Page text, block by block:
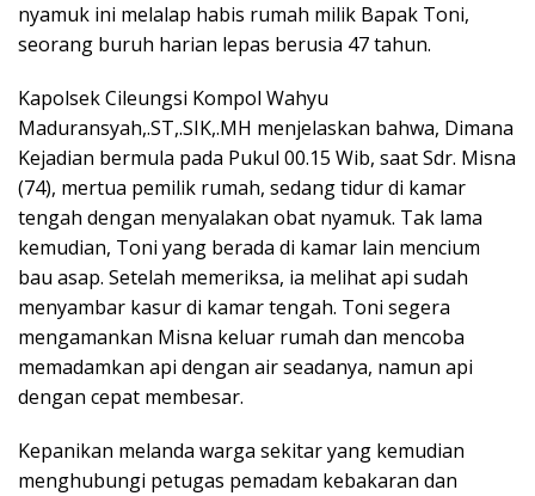
nyamuk ini melalap habis rumah milik Bapak Toni,
seorang buruh harian lepas berusia 47 tahun.
Kapolsek Cileungsi Kompol Wahyu
Maduransyah,.ST,.SIK,.MH menjelaskan bahwa, Dimana
Kejadian bermula pada Pukul 00.15 Wib, saat Sdr. Misna
(74), mertua pemilik rumah, sedang tidur di kamar
tengah dengan menyalakan obat nyamuk. Tak lama
kemudian, Toni yang berada di kamar lain mencium
bau asap. Setelah memeriksa, ia melihat api sudah
menyambar kasur di kamar tengah. Toni segera
mengamankan Misna keluar rumah dan mencoba
memadamkan api dengan air seadanya, namun api
dengan cepat membesar.
Kepanikan melanda warga sekitar yang kemudian
menghubungi petugas pemadam kebakaran dan